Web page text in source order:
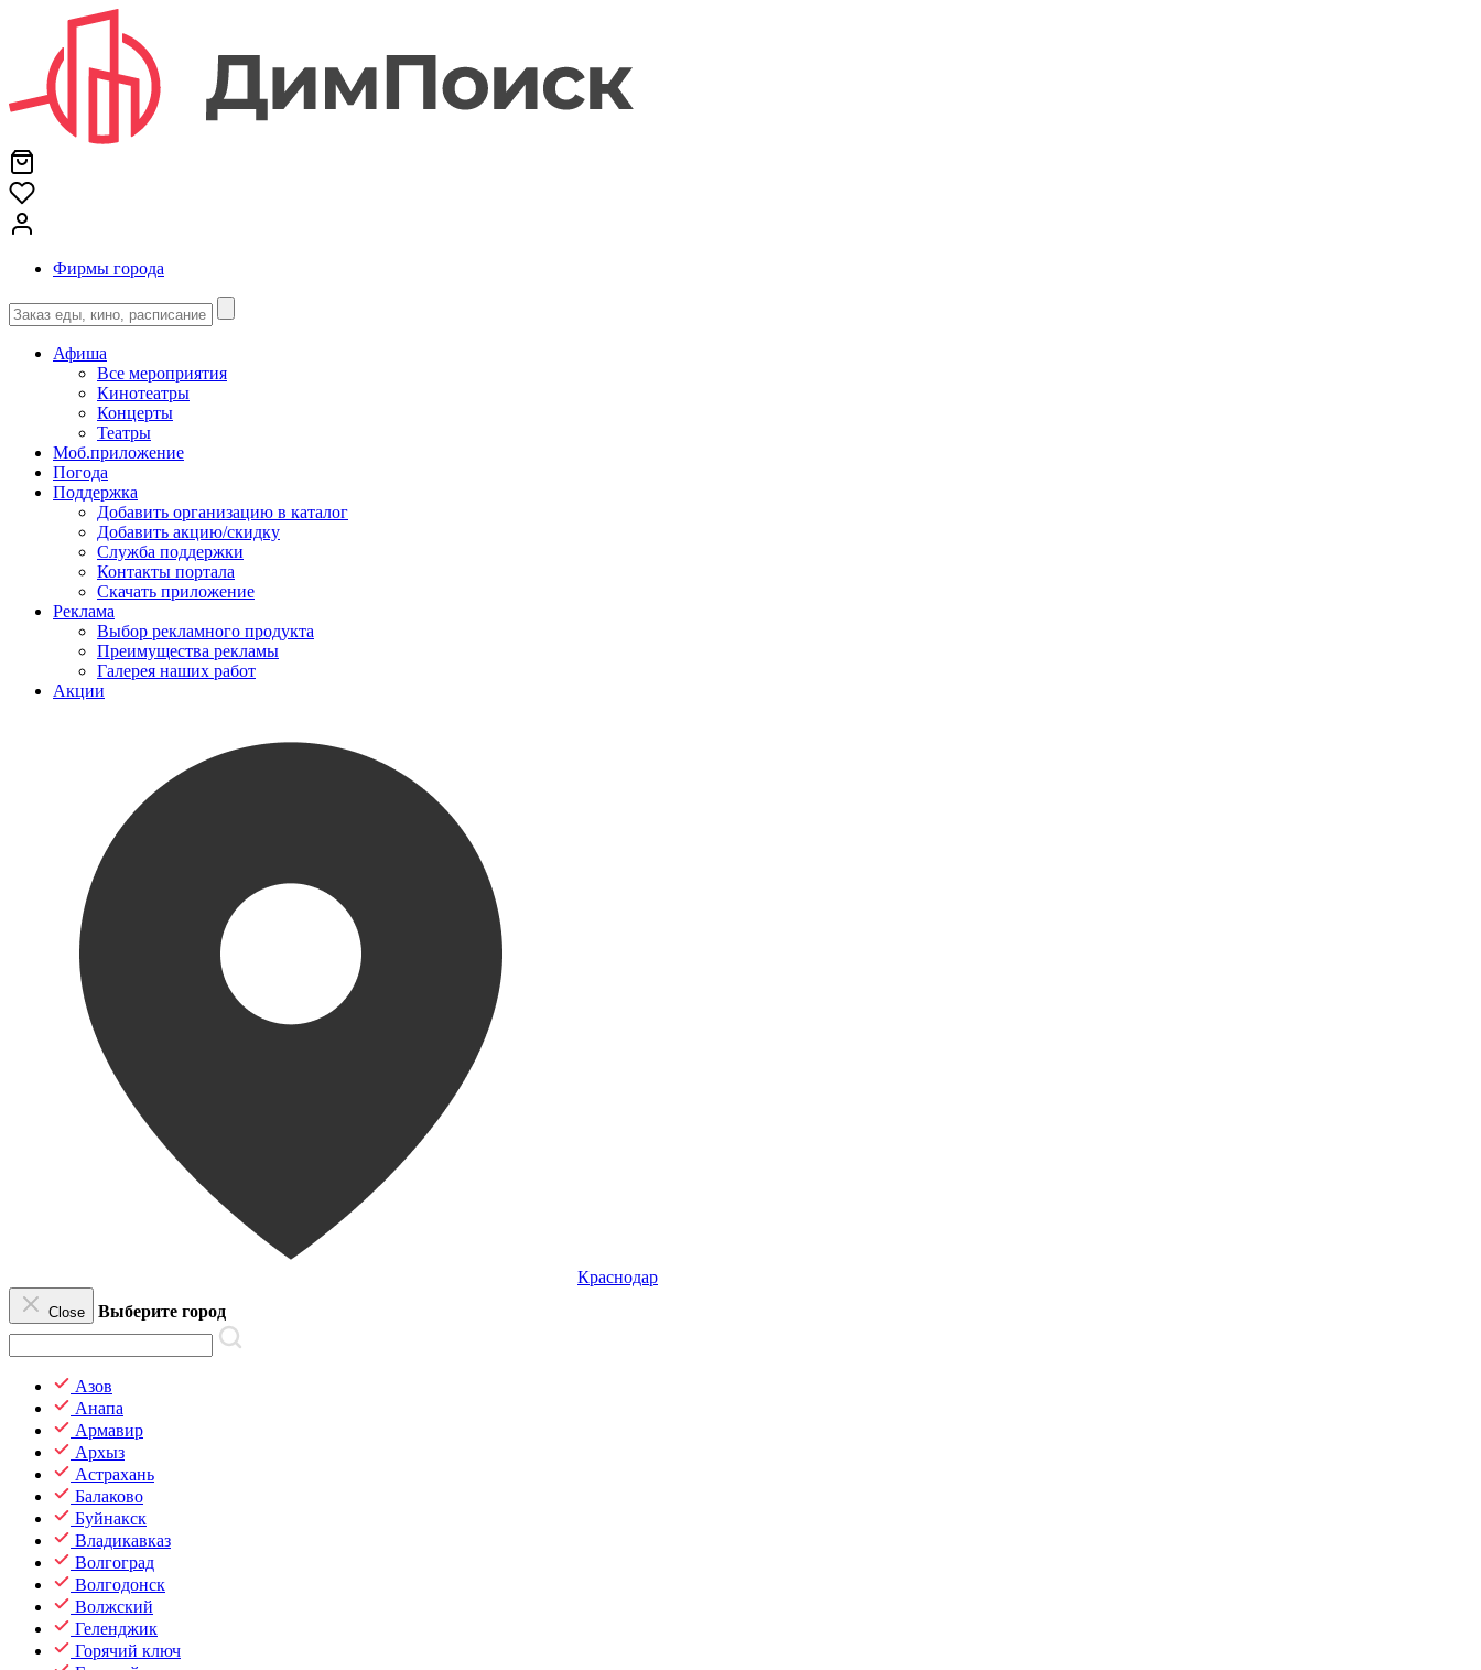
Фирмы города
Афиша
Все мероприятия
Кинотеатры
Концерты
Театры
Моб.приложение
Погода
Поддержка
Добавить организацию в каталог
Добавить акцию/скидку
Служба поддержки
Контакты портала
Скачать приложение
Реклама
Выбор рекламного продукта
Преимущества рекламы
Галерея наших работ
Акции
Краснодар
Close Выберите город
Азов
Анапа
Армавир
Архыз
Астрахань
Балаково
Буйнакск
Владикавказ
Волгоград
Волгодонск
Волжский
Геленджик
Горячий ключ